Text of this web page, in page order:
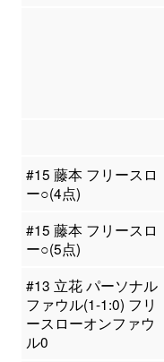
#15 藤本 フリースロ
ー○(4点)
#15 藤本 フリースロ
ー○(5点)
#13 立花 パーソナル
ファウル(1-1:0) フリ
ースローオンファウ
ル0